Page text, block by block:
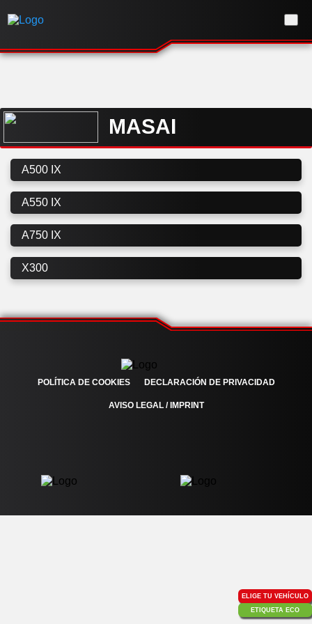
MASAI
A500 IX
A550 IX
A750 IX
X300
POLÍTICA DE COOKIES DECLARACIÓN DE PRIVACIDAD
AVISO LEGAL / IMPRINT
ELIGE TU VEHÍCULO
ETIQUETA ECO